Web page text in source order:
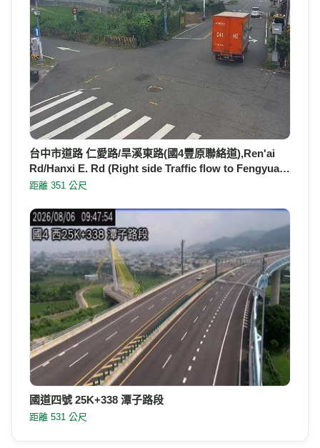
台中市道路 仁愛路/旱溪東路(國4豐原聯絡道),Ren'ai
Rd/Hanxi E. Rd (Right side Traffic flow to Fengyua…
距離 351 公尺
國道四號 25K+338 潭子路段
距離 531 公尺